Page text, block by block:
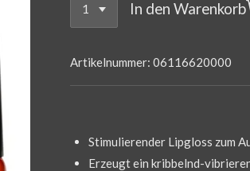
In den Warenkorb
Artikelnummer: 06116620000
Stimulierender Lipgloss zum
Erzeugt ein kribbelnd-